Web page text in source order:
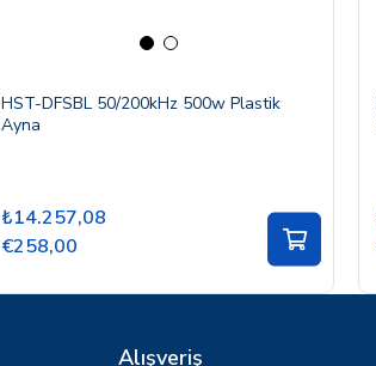
HST-DFSBL 50/200kHz 500w Plastik
Ayna
₺14.257,08
€258,00
Alışveriş